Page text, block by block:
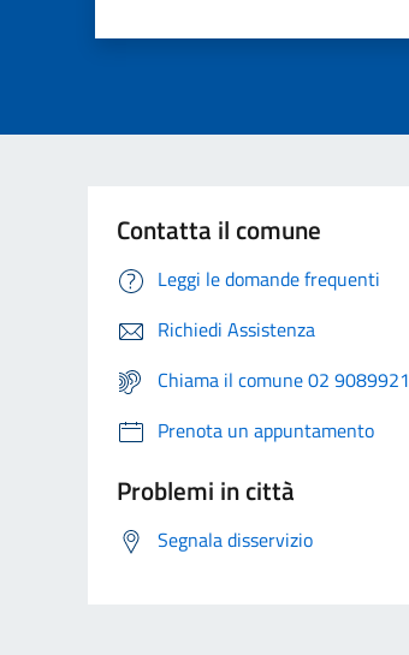
Contatta il comune
Leggi le domande frequenti
Richiedi Assistenza
Chiama il comune 02 9089921
Prenota un appuntamento
Problemi in città
Segnala disservizio